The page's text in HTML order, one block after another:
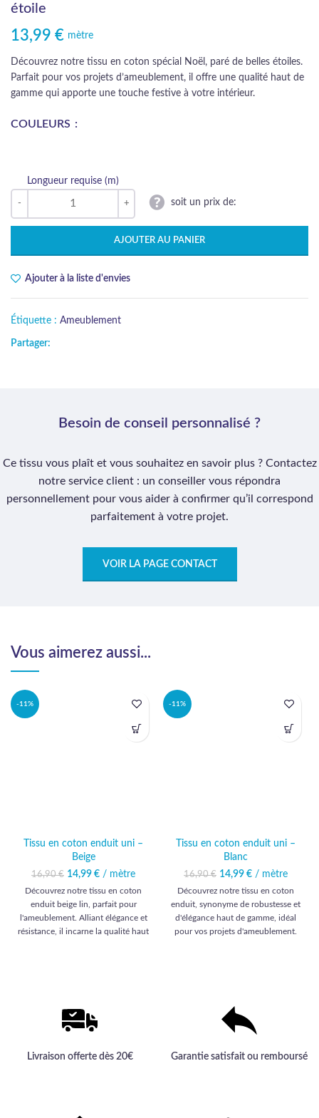
étoile
13,99 € mètre
Découvrez notre tissu en coton spécial Noël, paré de belles étoiles.
Parfait pour vos projets d’ameublement, il offre une qualité haut de
gamme qui apporte une touche festive à votre intérieur.
COULEURS
Longueur requise (m)
soit un prix de:
AJOUTER AU PANIER
Ajouter à la liste d'envies
Étiquette : Ameublement
Partager:
Besoin de conseil personnalisé ?
Ce tissu vous plaît et vous souhaitez en savoir plus ? Contactez
notre service client : un conseiller vous répondra
personnellement pour vous aider à confirmer qu’il correspond
parfaitement à votre projet.
VOIR LA PAGE CONTACT
Vous aimerez aussi...
-11%
Tissu en coton enduit uni –
Beige
16,90€
Le prix initial était :
16,90 €.
14,99 €
Le prix
actuel est :
14,99 €.
/ mètre
Découvrez notre tissu en coton
enduit beige lin, parfait pour
l'ameublement. Alliant élégance et
résistance, il incarne la qualité haut
-11%
Tissu en coton enduit uni –
Blanc
16,90€
Le prix initial était :
16,90 €.
14,99 €
Le prix
actuel est :
14,99 €.
/ mètre
Découvrez notre tissu en coton
enduit, synonyme de robustesse et
d'élégance haut de gamme, idéal
pour vos projets d'ameublement.
Livraison offerte dès 20€ Garantie satisfait ou remboursé